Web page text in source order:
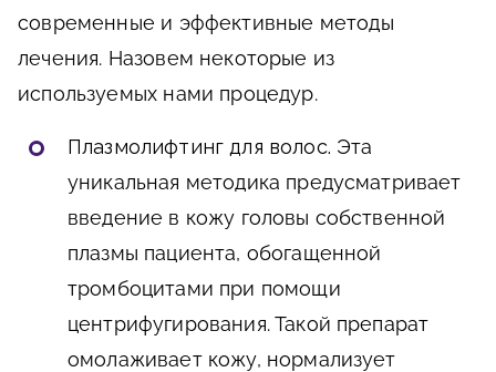
современные и эффективные методы
лечения. Назовем некоторые из
используемых нами процедур.
Плазмолифтинг для волос. Эта
уникальная методика предусматривает
введение в кожу головы собственной
плазмы пациента, обогащенной
тромбоцитами при помощи
центрифугирования. Такой препарат
омолаживает кожу, нормализует